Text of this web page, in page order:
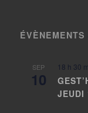
SEP
10
18 h 30
JEUDI